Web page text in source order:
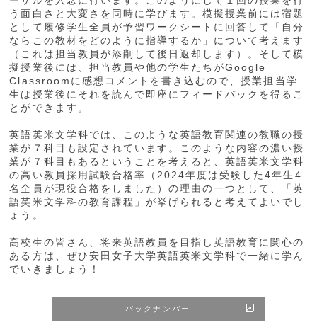
う面白さと大変さを同時に学びます。模擬授業前には宿題
として履修学生全員が予習ワークシートに回答して「自分
ならこの教材をどのように指導するか」について考えます
（これは担当教員が添削して後日返却します）。そして模
擬授業後には、担当教員や他の学生たちがGoogle
Classroomに感想コメントを書き込むので、授業担当学
生は授業後にそれを読んで即座にフィードバックを得るこ
とができます。
英語英米文学科では、このような英語教育関連の教職の授
業が７科目も設定されています。このような内容の濃い授
業が７科目もあるということを考えると、英語英米文学科
の高い教員採用試験合格率（2024年度は受験した4年生4
名全員が現役合格をしました）の理由の一つとして、「英
語英米文学科の教育課程」が挙げられると考えてよいでし
ょう。
高校生の皆さん、将来英語教員を目指し英語教育に関心の
ある方は、ぜひ安田女子大学英語英米文学科で一緒に学ん
でいきましょう！
バックナンバー